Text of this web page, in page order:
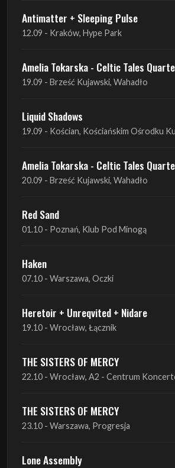
Antimatter + Sleeping Pulse
12.09 - Kraków, Hype Park
Amelia Tokarska - Celtic Tales
19.09 - Brześć Kujawski, Wahadło
Liquid Shadows
19.09 - Kościan, Kościańskim Ośrodku
Amelia Tokarska - Celtic Tales
20.09 - Brześć Kujawski, Wahadło
Red Sand
01.10 - Poznań, Klub Pod Minogą
Haken
07.10 - Warszawa, Oczki
Heretoir + Unreqvited + Nidare
19.10 - Wrocław, Łącznik
THE SISTERS OF MERCY
22.10 - Wrocław, A2 - Centrum
THE SISTERS OF MERCY
23.10 - Warszawa, Progresja
Lone Assembly